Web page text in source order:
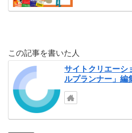
この記事を書いた人
サイトクリエーシ
ルプランナー」編